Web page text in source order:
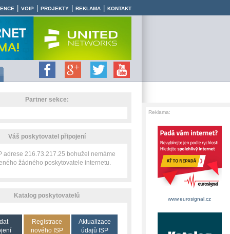
VOIP PROJEKTY REKLAMA KONTAKT
Partner sekce:
Váš poskytovatel připojení
adrese 216.73.217.25 bohužel nemáme
žádného poskytovatele internetu.
Katalog poskytovatelů
Registrace
nového ISP
Aktualizace
údajů ISP
Reklama:
www.eurosignal.cz